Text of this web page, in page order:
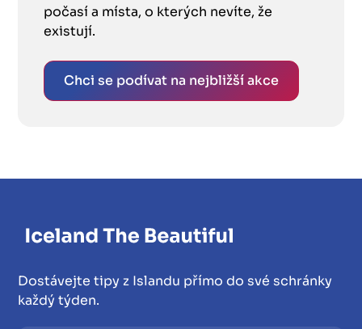
počasí a místa, o kterých nevíte, že
existují.
Chci se podívat na nejbližší akce
Dostávejte tipy z Islandu přímo do své schránky
každý týden.